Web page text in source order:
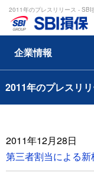
2011年のプレスリリース - SBI
企業情報
2011年のプレスリ
2011年12月28日
第三者割当による